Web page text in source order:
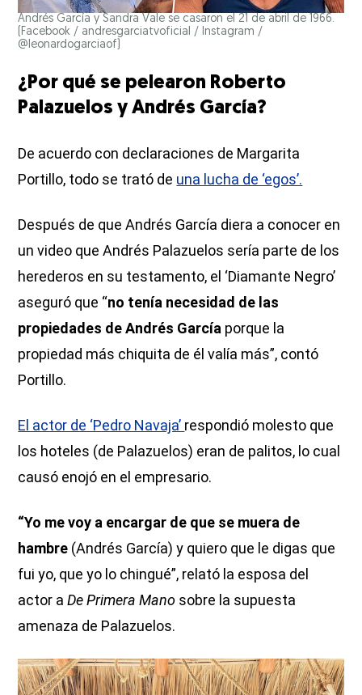
Andrés García y Sandra Vale se casaron el 21 de abril de 1966.
(Facebook / andresgarciatvoficial / Instagram /
@leonardogarciaof)
¿Por qué se pelearon Roberto
Palazuelos y Andrés García?
De acuerdo con declaraciones de Margarita
Portillo, todo se trató de una lucha de ‘egos’.
Después de que Andrés García diera a conocer en
un video que Andrés Palazuelos sería parte de los
herederos en su testamento, el ‘Diamante Negro’
aseguró que “no tenía necesidad de las
propiedades de Andrés García porque la
propiedad más chiquita de él valía más”, contó
Portillo.
El actor de ‘Pedro Navaja’ respondió molesto que
los hoteles (de Palazuelos) eran de palitos, lo cual
causó enojó en el empresario.
“Yo me voy a encargar de que se muera de
hambre (Andrés García) y quiero que le digas que
fui yo, que yo lo chingué”, relató la esposa del
actor aDe Primera Mano sobre la supuesta
amenaza de Palazuelos.